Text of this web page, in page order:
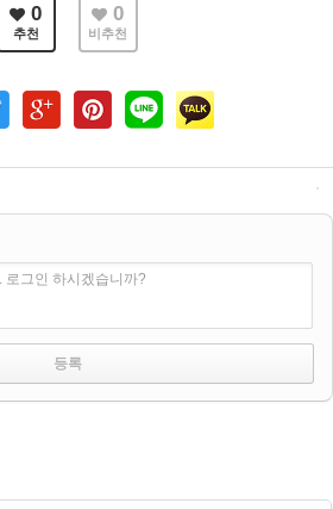
0
추천
0
비추천
로그인 하시겠습니까?